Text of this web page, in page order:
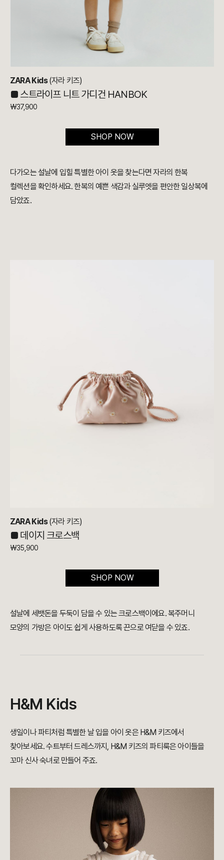
ZARA Kids(자라 키즈)
■ 스트라이프 니트 가디건 HANBOK
₩37,900
SHOP NOW
다가오는 설날에 입힐 특별한 아이 옷을 찾는다면 자라의 한복
컬렉션을 확인하세요. 한복의 예쁜 색감과 실루엣을 편안한 일상복에
담았죠.
ZARA Kids(자라 키즈)
■ 데이지 크로스백
₩35,900
SHOP NOW
설날에 세뱃돈을 두둑이 담을 수 있는 크로스백이에요. 복주머니
모양의 가방은 아이도 쉽게 사용하도록 끈으로 여닫을 수 있죠.
H&M Kids
생일이나 파티처럼 특별한 날 입을 아이 옷은 H&M 키즈에서
찾아보세요.수트부터 드레스까지, H&M 키즈의 파티룩은아이들을
꼬마 신사 숙녀로 만들어 주죠.